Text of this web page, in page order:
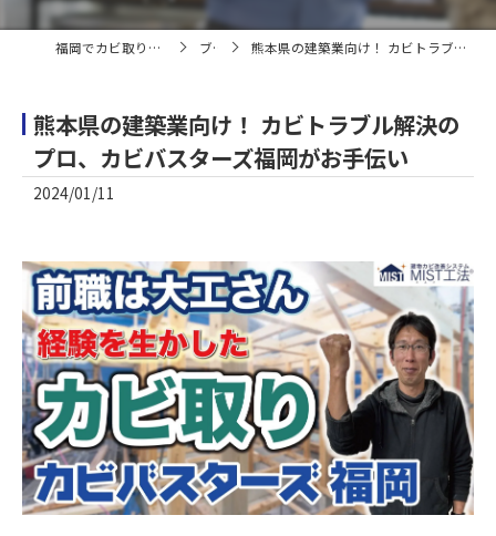
福岡でカビ取りならカビバスターズ福岡 ブログ 熊本県の建築業向け！ カビトラブル解決のプロ、カビバスターズ福岡がお手伝い
熊本県の建築業向け！ カビトラブル解決の
プロ、カビバスターズ福岡がお手伝い
2024/01/11